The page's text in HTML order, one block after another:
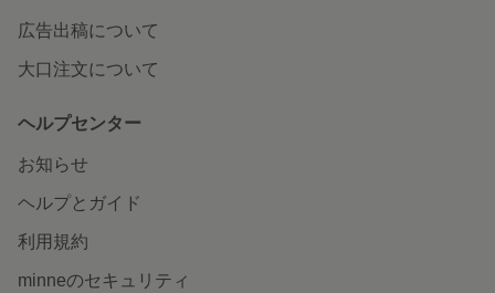
広告出稿について
大口注文について
ヘルプセンター
お知らせ
ヘルプとガイド
利用規約
minneのセキュリティ